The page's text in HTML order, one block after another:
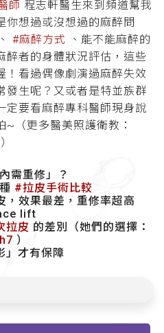
師 程志軒醫生來到頻道幫我
你想過或沒想過的麻醉問
、 #麻醉方式
、能不能麻醉的
醉者的身體狀況評估，這些
！看過偶像劇演過麻醉失效
發生呢？又或者是特並族群
定要看麻醉專科醫師現身說
~（更多醫美照護衛教：
）
需重修」？
#拉皮手術比較
效果最差，重修率超高
lift
拉皮 的差別（她們的選擇：
）
」才有保障